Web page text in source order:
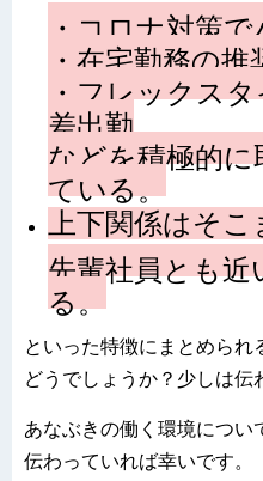
・コロナ対策
・在宅勤務の推
・フレックス
差出勤
などを積極的に
ている。
上下関係はそこ
先輩社員とも近
る。
といった特徴にまとめられ
どうでしょうか？少しは伝
あなぶきの働く環境につい
伝わっていれば幸いです。